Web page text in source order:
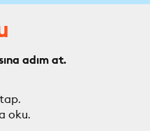
adım at.
oku.